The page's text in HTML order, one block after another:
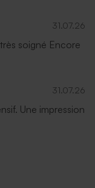
31.07.26
soigné Encore
31.07.26
Une impression